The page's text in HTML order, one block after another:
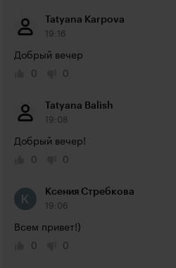
Tatyana Karpova
19:16
Добрый вечер
0
0
Tatyana Balish
19:08
Добрый вечер!
0
0
Ксения Стребкова
19:06
Всем привет!)
0
0